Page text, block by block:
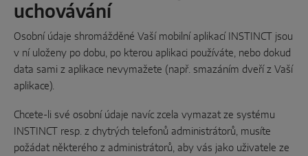
uchovávání
Osobní údaje shromážděné Vaší mobilní aplikací INSTINCT jsou
v ní uloženy po dobu, po kterou aplikaci používáte, nebo dokud
data sami z aplikace nevymažete (např. smazáním dveří z Vaší
aplikace).
Chcete-li své osobní údaje navíc zcela vymazat ze systému
INSTINCT resp. z chytrých telefonů administrátorů, musíte
požádat některého z administrátorů, aby vás jako uživatele ze